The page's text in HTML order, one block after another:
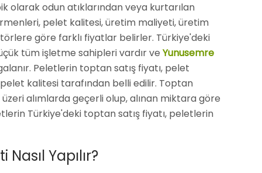
olarak odun atıklarından veya kurtarılan
pelet kalitesi, üretim maliyeti, üretim
göre farklı fiyatlar belirler. Türkiye'deki
tüm işletme sahipleri vardır ve Yunusemre
Peletlerin toptan satış fiyatı, pelet
kalitesi tarafından belli edilir. Toptan
alımlarda geçerli olup, alınan miktara göre
Türkiye'deki toptan satış fiyatı, peletlerin
Yapılır?